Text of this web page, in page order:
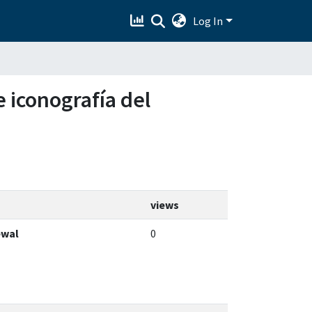
Log In
iconografía del
views
0